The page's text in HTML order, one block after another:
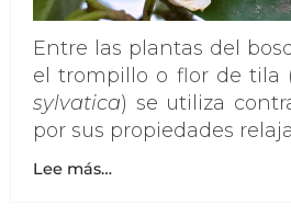
Entre las plantas del
el trompillo o flor de tila
sylvatica) se utiliza
por sus propiedades
Lee más…